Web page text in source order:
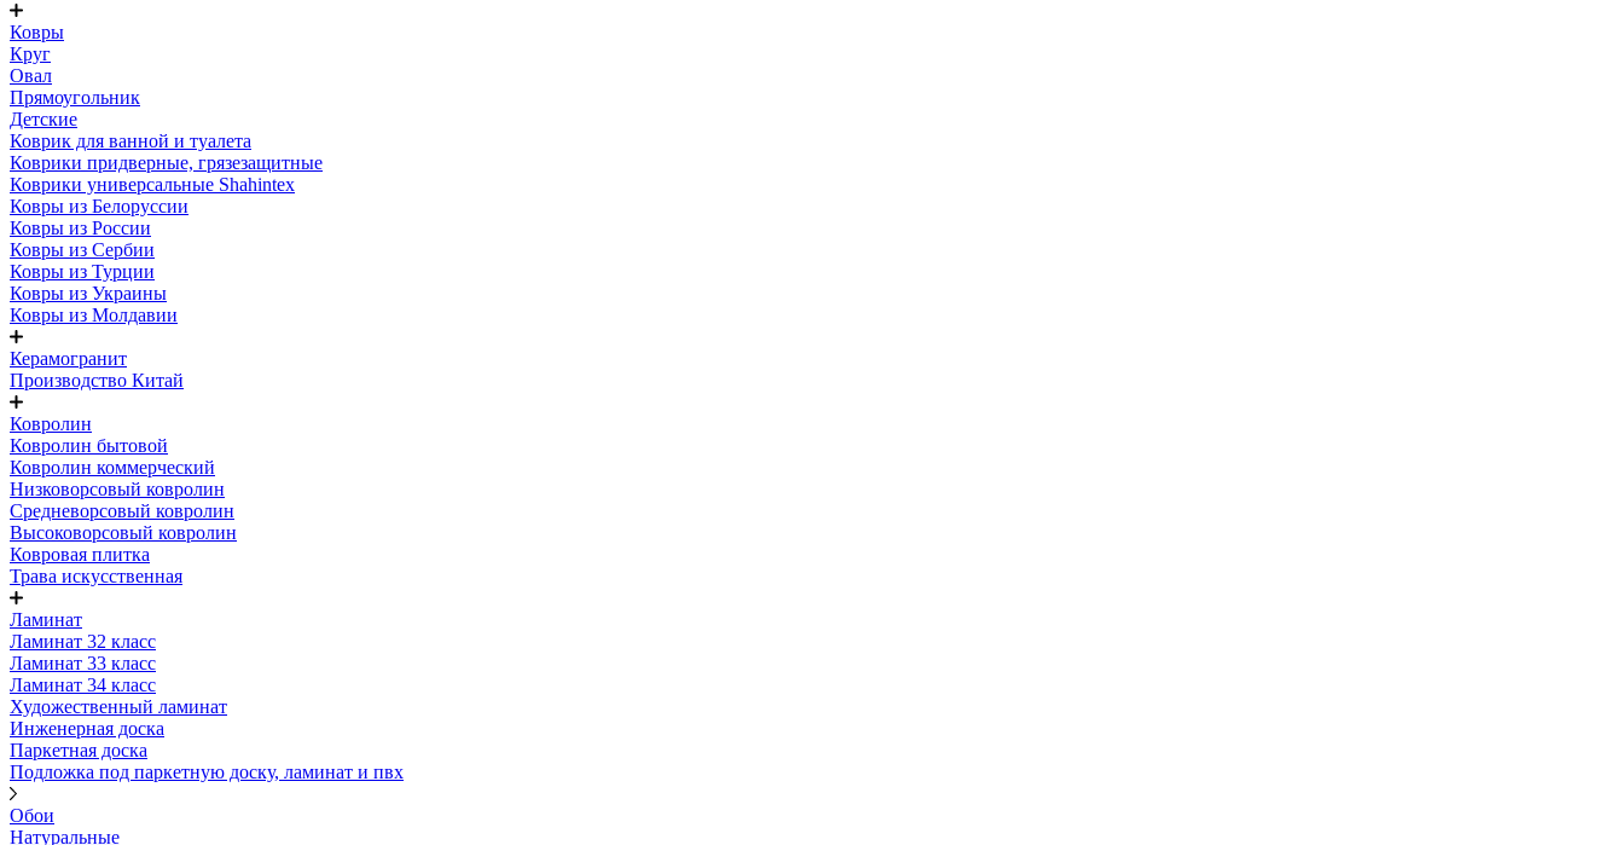
Ковры
Круг
Овал
Прямоугольник
Детские
Коврик для ванной и туалета
Коврики придверные, грязезащитные
Коврики универсальные Shahintex
Ковры из Белоруссии
Ковры из России
Ковры из Сербии
Ковры из Турции
Ковры из Украины
Ковры из Молдавии
Керамогранит
Производство Китай
Ковролин
Ковролин бытовой
Ковролин коммерческий
Низковорсовый ковролин
Средневорсовый ковролин
Высоковорсовый ковролин
Ковровая плитка
Трава искусственная
Ламинат
Ламинат 32 класс
Ламинат 33 класс
Ламинат 34 класс
Художественный ламинат
Инженерная доска
Паркетная доска
Подложка под паркетную доску, ламинат и пвх
Обои
Натуральные